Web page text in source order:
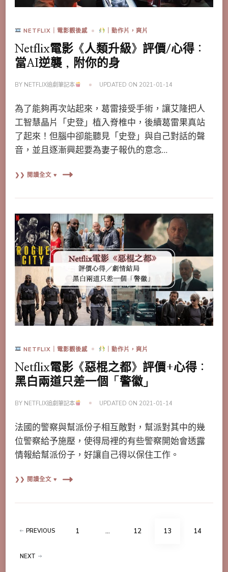
NETFLIX｜電影觀後感 ｜動作片，爽片
Netflix電影《人類升級》評價/心得：
當AI逆襲，附你的身
BY NETFLIX追劇筆記本 UPDATED ON 2021-01-14
為了能夠再次站起來，葛雷接受手術，讓艾隆把人
工智慧晶片「史登」植入脊椎中，後續葛雷果真站
了起來！但腦中卻能聽見「史登」與自己對話的聲
音，並且逐漸興起要為妻子報仇的意念…
❯❯ 閱讀全文 ♥
NETFLIX｜電影觀後感 ｜動作片，爽片
Netflix電影《惡棍之都》評價+心得：
黑白兩道只差一個「警徽」
BY NETFLIX追劇筆記本 UPDATED ON 2021-01-14
法國的警察與幫派份子相互敵對，幫派對其中的幾
位警察給予施壓，使得局裡的有些警察開始會透露
情報給幫派份子，好讓自己得以保住工作。
❯❯ 閱讀全文 ♥
文
分
PREVIOUS PAGE
1 ... PAGE
12 PAGE
13 PAGE
14
NEXT